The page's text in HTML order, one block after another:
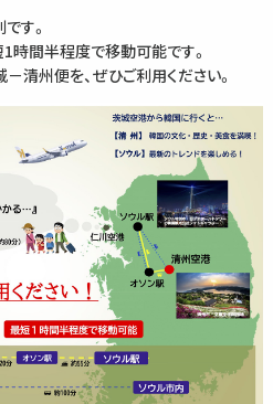
す。
時間半程度で移動可能です。
清州便を、ぜひご利用ください。